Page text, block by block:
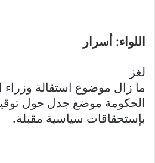
اللواء: أسرار
لغز
ما زال موضوع استقالة وزراء
الحكومة موضع جدل حول
بإستحقاقات سياسية مقبلة.